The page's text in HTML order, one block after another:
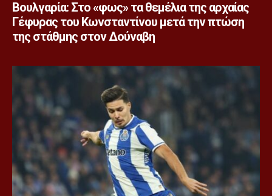
Βουλγαρία: Στο «φως» τα θεμέλια της αρχαίας
Γέφυρας του Κωνσταντίνου μετά την πτώση
της στάθμης στον Δούναβη